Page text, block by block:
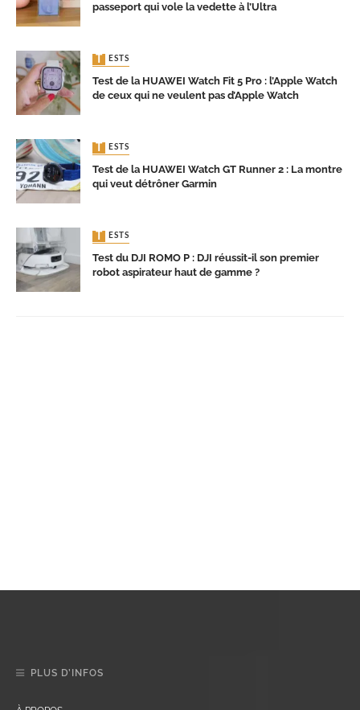
passeport qui vole la vedette à l’Ultra
TESTS
Test de la HUAWEI Watch Fit 5 Pro : l’Apple Watch
de ceux qui ne veulent pas d’Apple Watch
TESTS
Test de la HUAWEI Watch GT Runner 2 : La montre
qui veut détrôner Garmin
TESTS
Test du DJI ROMO P : DJI réussit-il son premier
robot aspirateur haut de gamme ?
PLUS D’INFOS